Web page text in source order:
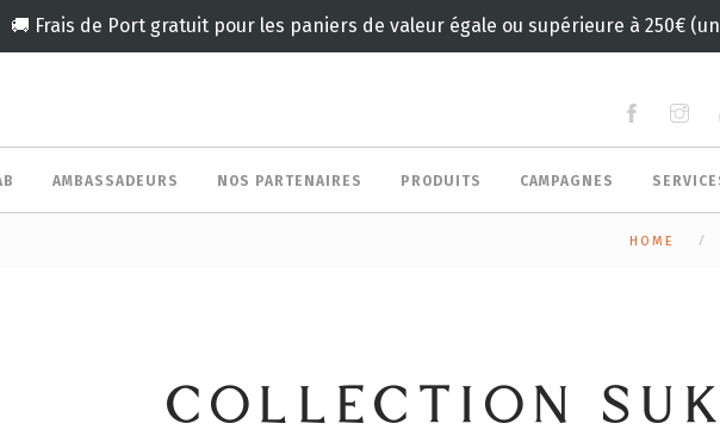
🚚 Frais de Port gratuit pour les paniers de valeur égale ou supérieure à 250€
AMBASSADEURS NOS PARTENAIRES PRODUITS CAMPAGNES
HOME
COLLECTION